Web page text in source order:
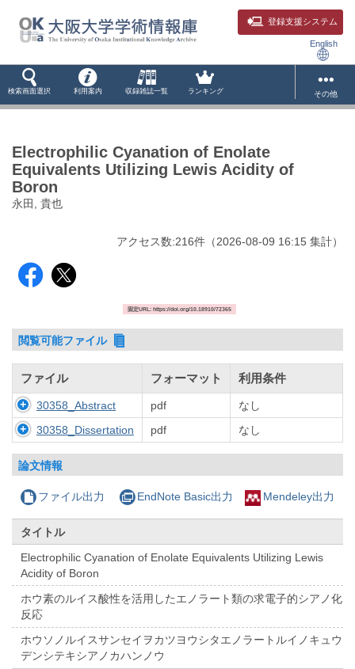
登録支援システム
English
検索画面選択 利用案内 収録雑誌一覧 ランキング その他
Electrophilic Cyanation of Enolate
Equivalents Utilizing Lewis Acidity of
Boron
永田, 貴也
アクセス数:216件 （2026-08-09 16:15 集計）
固定URL: https://doi.org/10.18910/72365
閲覧可能ファイル
ファイル フォーマット 利用条件
30358_Abstract pdf
なし
30358_Dissertation
pdf なし
論文情報
ファイル出力 EndNote Basic出力 Mendeley出力
タイトル
Electrophilic Cyanation of Enolate Equivalents Utilizing Lewis
Acidity of Boron
ホウ素のルイス酸性を活用したエノラート類の求電子的シアノ化
反応
ホウソノルイスサンセイヲカツヨウシタエノラートルイノキュウ
デンシテキシアノカハンノウ